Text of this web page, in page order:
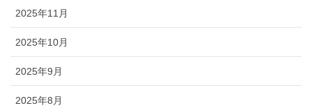
2025年11月
2025年10月
2025年9月
2025年8月